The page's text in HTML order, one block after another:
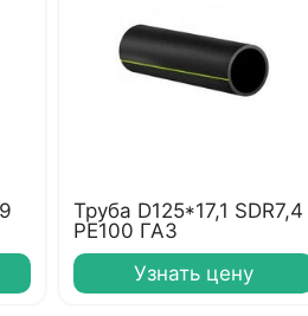
Труба D125*17,1 SDR7,4
PE100 ГАЗ
Узнать цену